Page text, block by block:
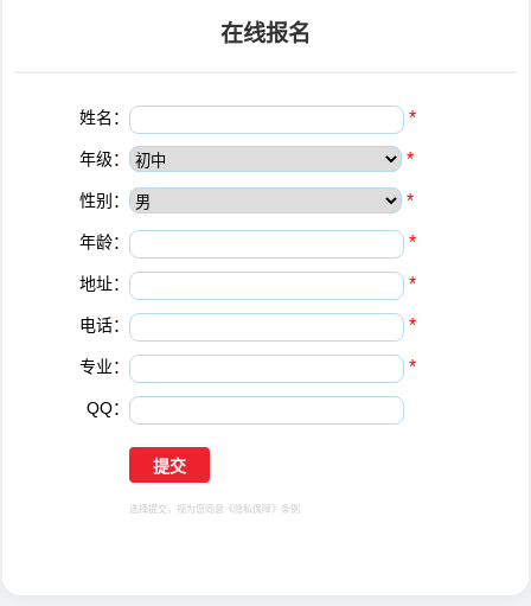
在线报名
姓名： *
年级： *
性别： *
年龄： *
地址： *
电话： *
专业： *
QQ：
选择提交，视为您同意 《隐私保障》 条例